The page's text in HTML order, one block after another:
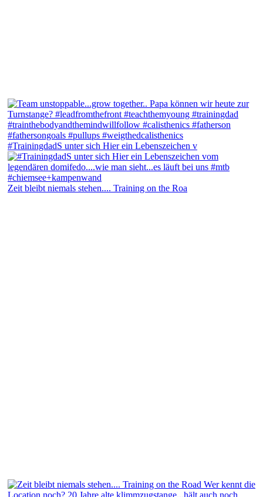
#TrainingdadS unter sich Hier ein Lebenszeichen v
Zeit bleibt niemals stehen.... Training on the Roa